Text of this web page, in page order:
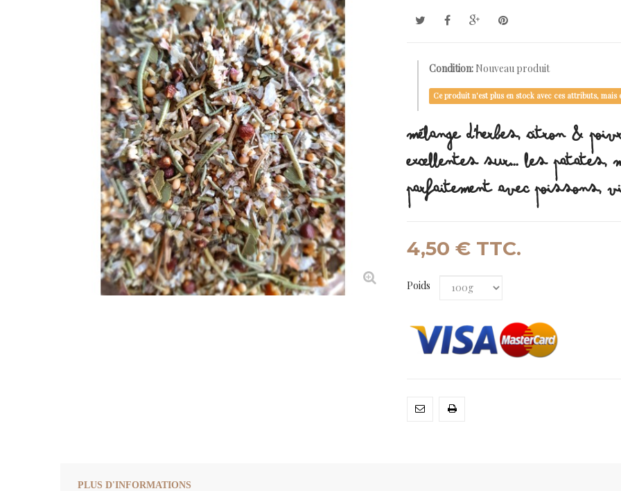
Condition: Nouveau produit
Ce produit n'est plus en stock avec ces attributs, mais
MÉLANGE D'HERBES, CITRON &
EXCELLENTES SUR... LES
PARFAITEMENT AVEC POISSONS,
4,50 € TTC.
Poids
PLUS D'INFORMATIONS